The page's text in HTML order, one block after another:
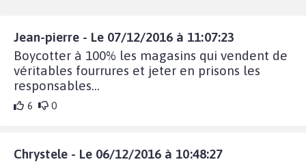
Jean-pierre - Le 07/12/2016 à 11:07:23
Boycotter à 100% les magasins qui vendent de
véritables fourrures et jeter en prisons les
responsables...
6 0
Chrystele - Le 06/12/2016 à 10:48:27